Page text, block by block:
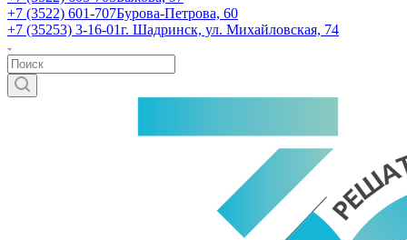
+7 (3522) 601-707Бурова-Петрова, 60
+7 (35253) 3-16-01г. Шадринск, ул. Михайловская, 74